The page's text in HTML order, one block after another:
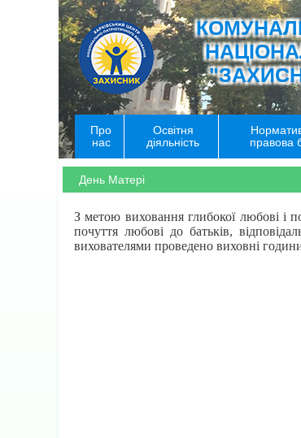
Про
нас
Освітня
діяльність
правова
День Матері
З метою виховання глибокої любові і
почуття любові до батьків,
вихователями проведено виховні години